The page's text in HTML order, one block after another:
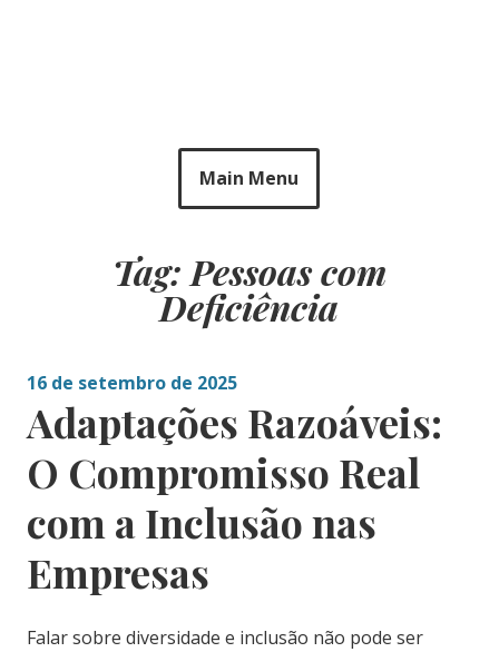
Main Menu
Tag: Pessoas com
Deficiência
16 de setembro de 2025
Adaptações Razoáveis:
O Compromisso Real
com a Inclusão nas
Empresas
Falar sobre diversidade e inclusão não pode ser